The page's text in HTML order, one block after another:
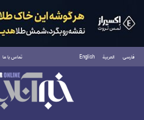
فارسی العربية English تماس با ما
دوشنبه ۱۹ مرداد ۱۴۰۵